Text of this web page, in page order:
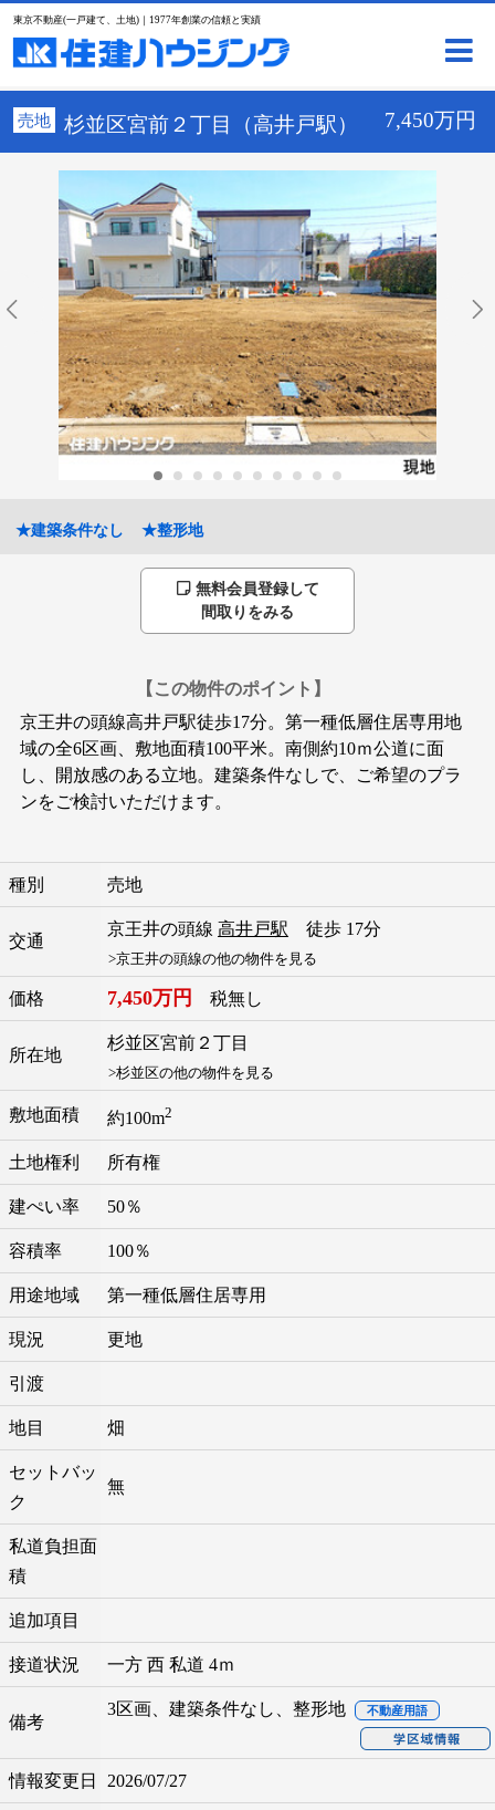
東京不動産(一戸建て、土地)｜1977年創業の信頼と実績
売地 杉並区宮前２丁目（高井戸駅） 7,450万円
★建築条件なし ★整形地
無料会員登録して
間取りをみる
【この物件のポイント】
京王井の頭線高井戸駅徒歩17分。第一種低層住居専用地
域の全6区画、敷地面積100平米。南側約10ｍ公道に面
し、開放感のある立地。建築条件なしで、ご希望のプラ
ンをご検討いただけます。
種別 売地
交通
京王井の頭線 高井戸駅 徒歩 17分
>京王井の頭線の他の物件を見る
価格 7,450万円 税無し
所在地
杉並区宮前 ２丁目
>杉並区の他の物件を見る
敷地面積 約100m2
土地権利 所有権
建ぺい率 50％
容積率 100％
用途地域 第一種低層住居専用
現況 更地
引渡
地目 畑
セットバッ
ク
無
私道負担面
積
追加項目
接道状況 一方 西 私道 4ｍ
備考
3区画、建築条件なし、整形地 不動産用語
情報変更日 2026/07/27